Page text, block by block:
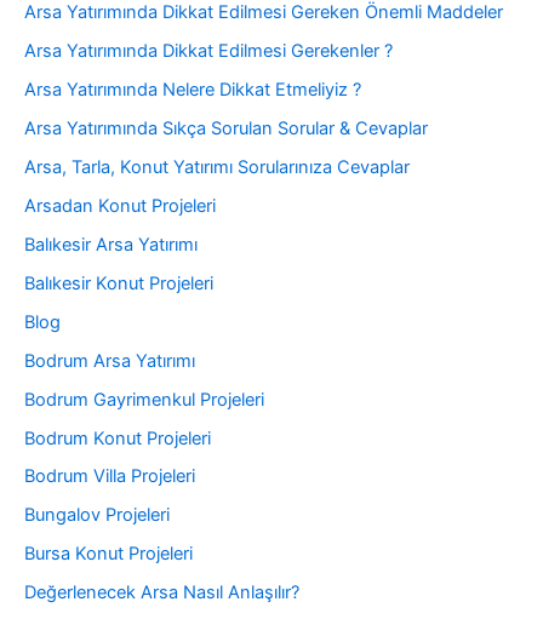
Arsa Yatırımında Dikkat Edilmesi Gereken Önemli Maddeler
Arsa Yatırımında Dikkat Edilmesi Gerekenler ?
Arsa Yatırımında Nelere Dikkat Etmeliyiz ?
Arsa Yatırımında Sıkça Sorulan Sorular & Cevaplar
Arsa, Tarla, Konut Yatırımı Sorularınıza Cevaplar
Arsadan Konut Projeleri
Balıkesir Arsa Yatırımı
Balıkesir Konut Projeleri
Blog
Bodrum Arsa Yatırımı
Bodrum Gayrimenkul Projeleri
Bodrum Konut Projeleri
Bodrum Villa Projeleri
Bungalov Projeleri
Bursa Konut Projeleri
Değerlenecek Arsa Nasıl Anlaşılır?